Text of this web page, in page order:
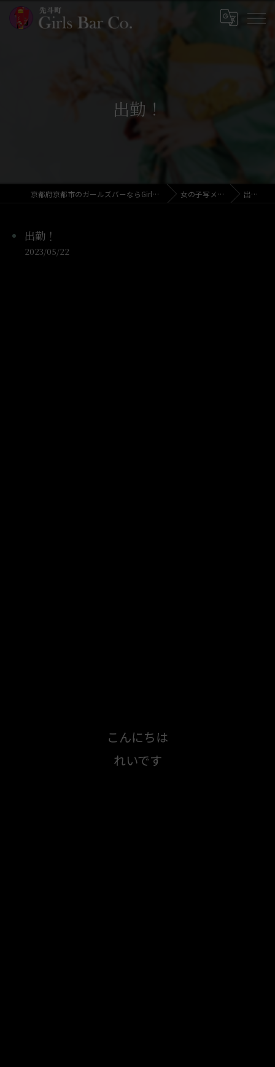
出勤！
京都府京都市のガールズバーならGirls Bar Co. 女の子写メ日記 出勤！
出勤！
2023/05/22
こんにちは
れいです